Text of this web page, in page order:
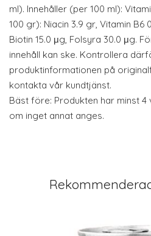
ml). Innehåller (per 100 ml):
100 gr): Niacin 3.9 gr, Vitamin B6
Biotin 15.0 μg, Folsyra 30.0 μg.
innehåll kan ske. Kontrollera
produktinformationen på
kontakta vår kundtjänst.
Bäst före: Produkten har minst
om inget annat anges.